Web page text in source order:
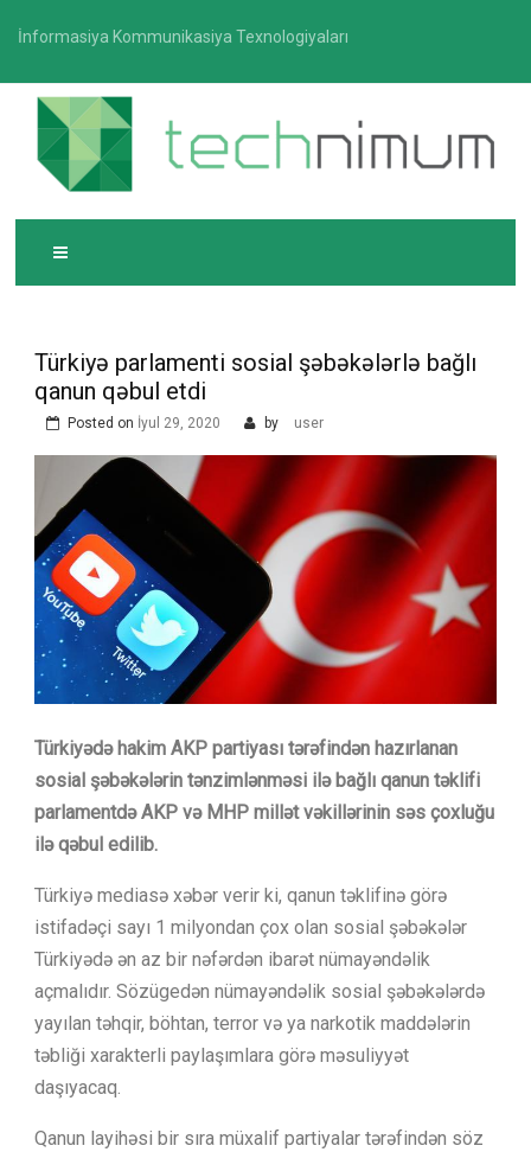
İnformasiya Kommunikasiya Texnologiyaları
TECHNIMUM
İnformasiya-kommunikasiya texnologiyaları üzrə
media platforması
Türkiyə parlamenti sosial şəbəkələrlə bağlı
qanun qəbul etdi
Posted on İyul 29, 2020 by user
Türkiyədə hakim AKP partiyası tərəfindən hazırlanan
sosial şəbəkələrin tənzimlənməsi ilə bağlı qanun təklifi
parlamentdə AKP və MHP millət vəkillərinin səs çoxluğu
ilə qəbul edilib.
Türkiyə mediasə xəbər verir ki, qanun təklifinə görə
istifadəçi sayı 1 milyondan çox olan sosial şəbəkələr
Türkiyədə ən az bir nəfərdən ibarət nümayəndəlik
açmalıdır. Sözügedən nümayəndəlik sosial şəbəkələrdə
yayılan təhqir, böhtan, terror və ya narkotik maddələrin
təbliği xarakterli paylaşımlara görə məsuliyyət
daşıyacaq.
Qanun layihəsi bir sıra müxalif partiyalar tərəfindən söz